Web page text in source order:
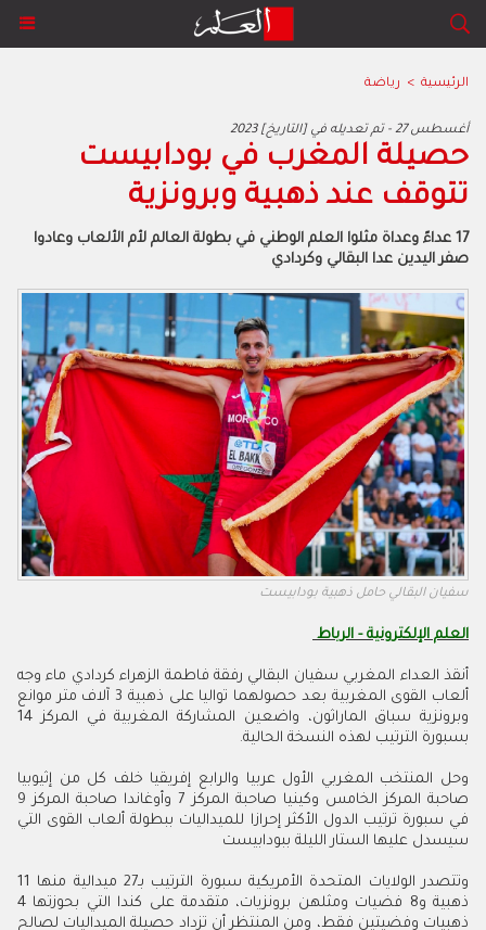
الرئيسية > رياضة
2023 أغسطس 27 - تم تعديله في [التاريخ]
حصيلة المغرب في بودابيست
تتوقف عند ذهبية وبرونزية
17 عداءً وعداة مثلوا العلم الوطني في بطولة العالم لأم الألعاب وعادوا
صفر اليدين عدا البقالي وكردادي
سفيان البقالي حامل ذهبية بودابيست
العلم الإلكترونية - الرباط
أنقذ العداء المغربي سفيان البقالي رفقة فاطمة الزهراء كردادي ماء وجه
ألعاب القوى المغربية بعد حصولهما تواليا على ذهبية 3 آلاف متر موانع
وبرونزية سباق الماراثون، واضعين المشاركة المغربية في المركز 14
بسبورة الترتيب لهذه النسخة الحالية.
وحل المنتخب المغربي الأول عربيا والرابع إفريقيا خلف كل من إثيوبيا
صاحبة المركز الخامس وكينيا صاحبة المركز 7 وأوغاندا صاحبة المركز 9
في سبورة ترتيب الدول الأكثر إحرازا للميداليات ببطولة ألعاب القوى التي
سيسدل عليها الستار الليلة ببودابيست
وتتصدر الولايات المتحدة الأمريكية سبورة الترتيب بـ27 ميدالية منها 11
ذهبية و8 فضيات ومثلهن برونزيات، متقدمة على كندا التي بحوزتها 4
ذهبيات وفضيتين فقط، ومن المنتظر أن تزداد حصيلة الميداليات لصالح